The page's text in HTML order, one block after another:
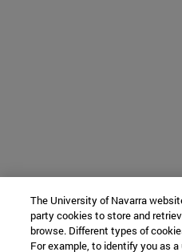
The University of Navarra
party cookies to store and
browse. Different types of
For example, to identify you as